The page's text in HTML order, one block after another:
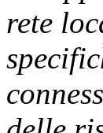
rete